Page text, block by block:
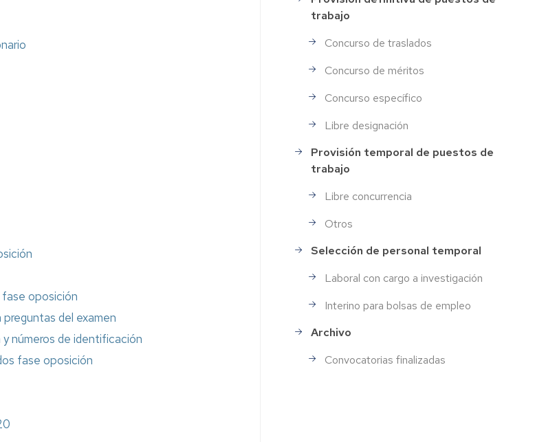
fase oposición
del examen
números de identificación
fase oposición
trabajo
Concurso de traslados
Concurso de méritos
Concurso específico
Libre designación
Provisión temporal de puestos de
trabajo
Libre concurrencia
Otros
Selección de personal temporal
Laboral con cargo a investigación
Interino para bolsas de empleo
Archivo
Convocatorias finalizadas